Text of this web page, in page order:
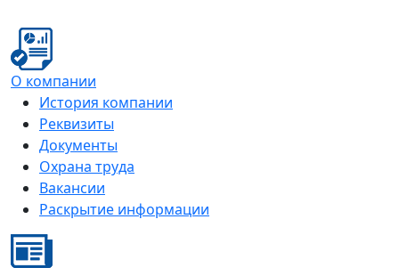
О компании
История компании
Реквизиты
Документы
Охрана труда
Вакансии
Раскрытие информации